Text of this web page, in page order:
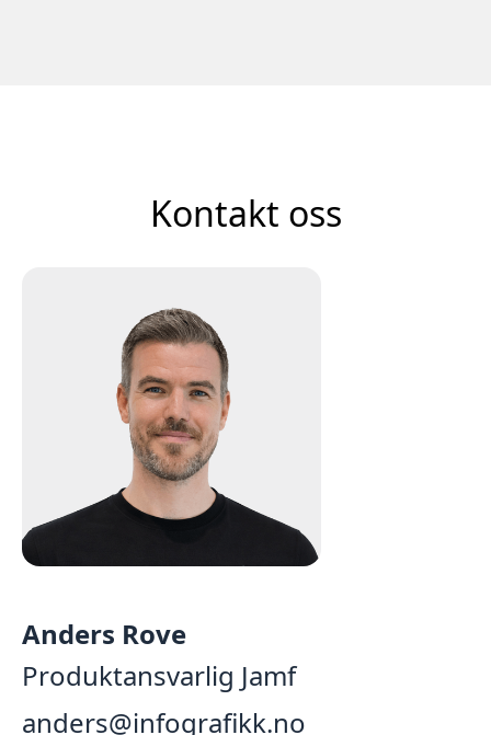
Kontakt oss
Anders Rove
Produktansvarlig Jamf
anders@infografikk.no